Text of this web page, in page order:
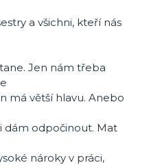
a všichni, kteří nás
Jen nám třeba
má větší hlavu. Anebo
dám odpočinout. Mat
nároky v práci,